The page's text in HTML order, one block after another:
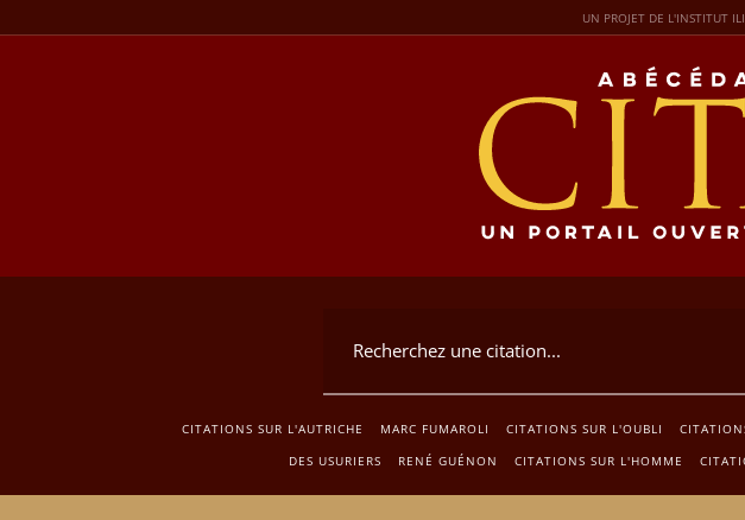
UN PROJET DE L'INSTITUT
CITATIONS SUR L'AUTRICHE MARC FUMAROLI CITATIONS SUR L'OUBLI
DES USURIERS
RENÉ GUÉNON CITATIONS SUR L'HOMME